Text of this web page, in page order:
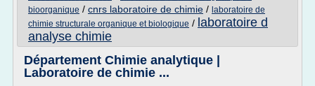
bioorganique / cnrs laboratoire de chimie / laboratoire de
chimie structurale organique et biologique / laboratoire d
analyse chimie
Département Chimie analytique |
Laboratoire de chimie ...